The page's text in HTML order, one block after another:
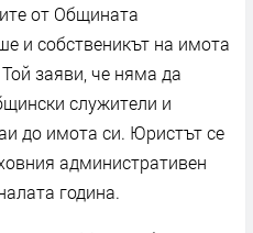
от Общината
и собственикът на имота
заяви, че няма да
служители и
до имота си. Юристът се
административен
година.